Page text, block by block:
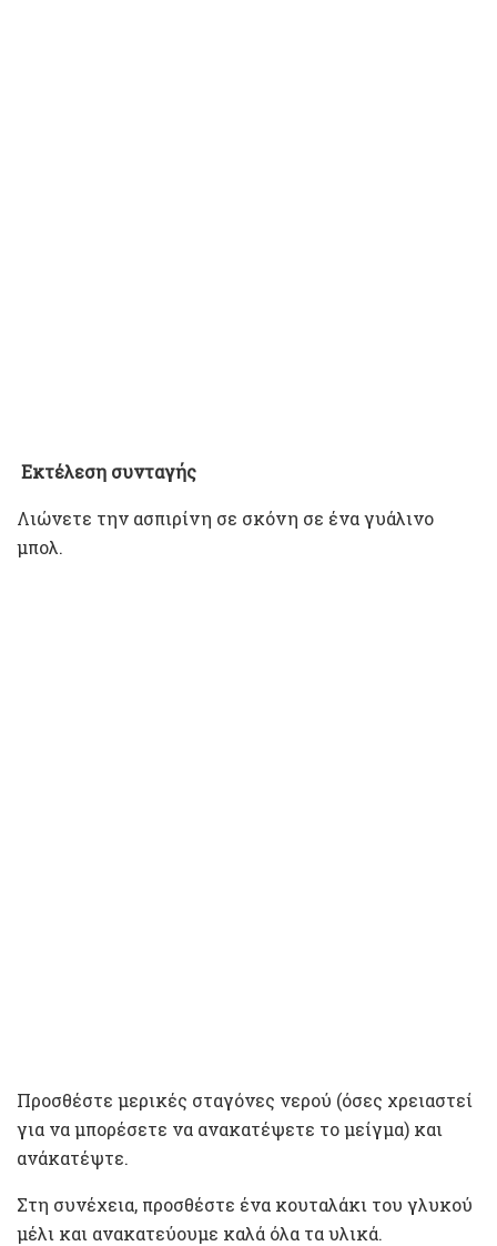
Εκτέλεση συνταγής
Λιώνετε την ασπιρίνη σε σκόνη σε ένα γυάλινο
μπολ.
Προσθέστε μερικές σταγόνες νερού (όσες χρειαστεί
για να μπορέσετε να ανακατέψετε το μείγμα) και
ανάκατέψτε.
Στη συνέχεια, προσθέστε ένα κουταλάκι του γλυκού
μέλι και ανακατεύουμε καλά όλα τα υλικά.